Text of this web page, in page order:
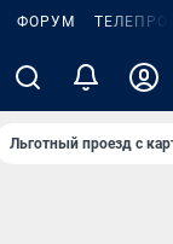
ФОРУМ
Льготный проезд с